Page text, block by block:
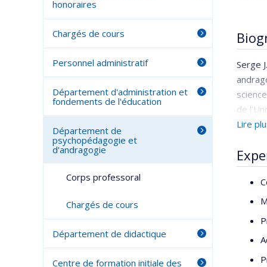
Serge
de
a par
aussi
Lire
honoraires
Chargés de cours
Personnel administratif
Département d'administration et
fondements de l'éducation
Département de
psychopédagogie et
d'andragogie
Corps professoral
Chargés de cours
Département de didactique
Centre de formation initiale des